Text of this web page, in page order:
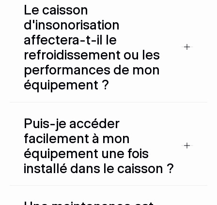
Le caisson
d'insonorisation
affectera-t-il le
refroidissement ou les
performances de mon
équipement ?
Puis-je accéder
facilement à mon
équipement une fois
installé dans le caisson ?